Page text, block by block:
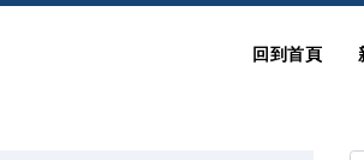
回到首頁